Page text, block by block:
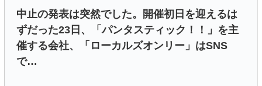
中止の発表は突然でした。開催初日を迎えるは
ずだった23日、「パンタスティック！！」を主
催する会社、「ローカルズオンリー」はSNS
で…